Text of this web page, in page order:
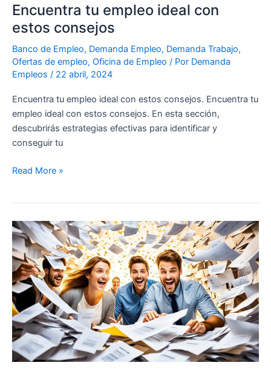
Encuentra tu empleo ideal con
estos consejos
Banco de Empleo, Demanda Empleo, Demanda Trabajo,
Ofertas de empleo, Oficina de Empleo / Por Demanda
Empleos / 22 abril, 2024
Encuentra tu empleo ideal con estos consejos. Encuentra tu
empleo ideal con estos consejos. En esta sección,
descubrirás estrategias efectivas para identificar y
conseguir tu
Read More »
Ofertas
de
Empleo:
Encuentra
Tu
Oportunidad
Ideal